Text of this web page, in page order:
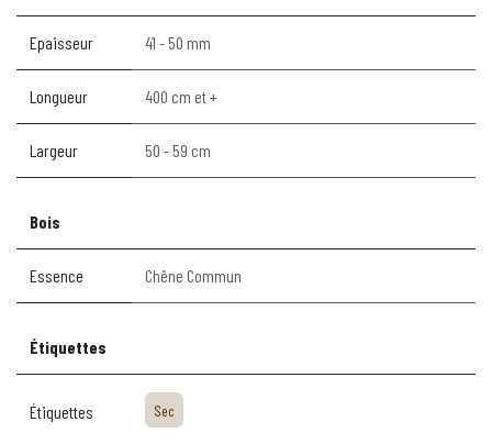
Epaisseur 41 - 50 mm
Longueur 400 cm et +
Largeur 50 - 59 cm
Bois
Essence Chêne Commun
Étiquettes
Étiquettes Sec